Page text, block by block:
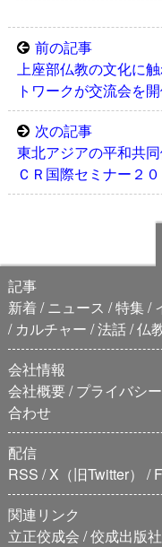
前の記事
上座部仏教の文化に
トワークが交流会を
次の記事
東北アジアの平和共
ＣＲ国際セミナー２０
記事
新着
ニュース 特集
カルチャー 法話 仏
会社情報
会社概要 プライバシ
合わせ
配信
RSS X（旧Twitter）
関連リンク
立正佼成会 佼成出版社